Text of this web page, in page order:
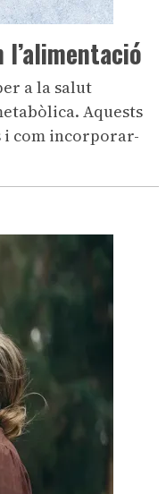
l’alimentació
a la salut
Aquests
i com incorporar-